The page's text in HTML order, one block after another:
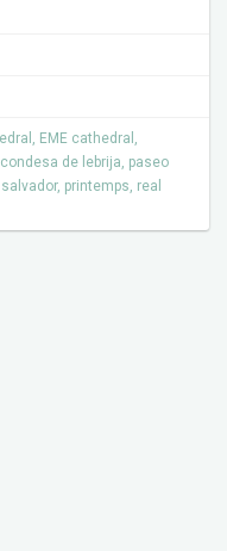
, EME cathedral ,
de lebrija, paseo
, printemps, real